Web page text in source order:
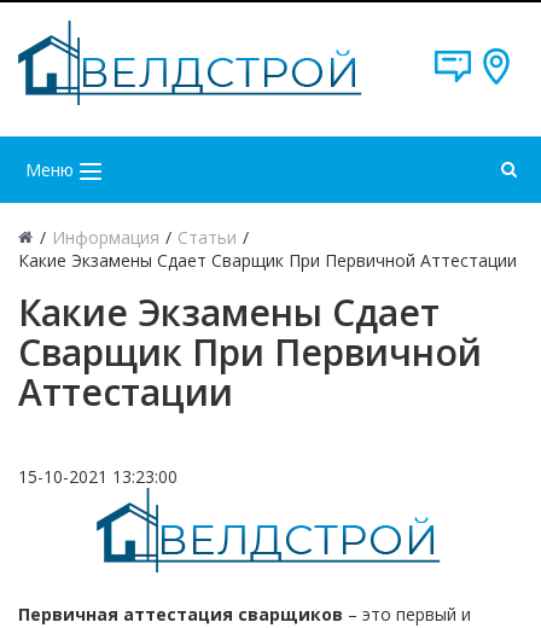
Меню
/ Информация / Статьи /
Какие Экзамены Сдает Сварщик При Первичной Аттестации
Какие Экзамены Сдает
Сварщик При Первичной
Аттестации
15-10-2021 13:23:00
Первичная аттестация сварщиков – это первый и